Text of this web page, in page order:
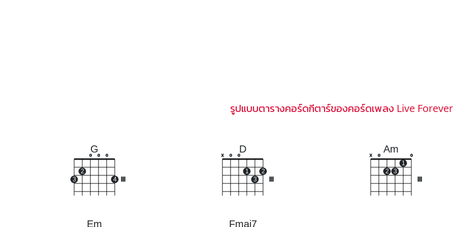
รูปแบบตารางคอร์ดกีตาร์ของคอร์ดเพลง Live Forever
G
3
2
o o o
4
D
x o o
1
3
2
Am
x o
2 3
1
o
Em Fmaj7